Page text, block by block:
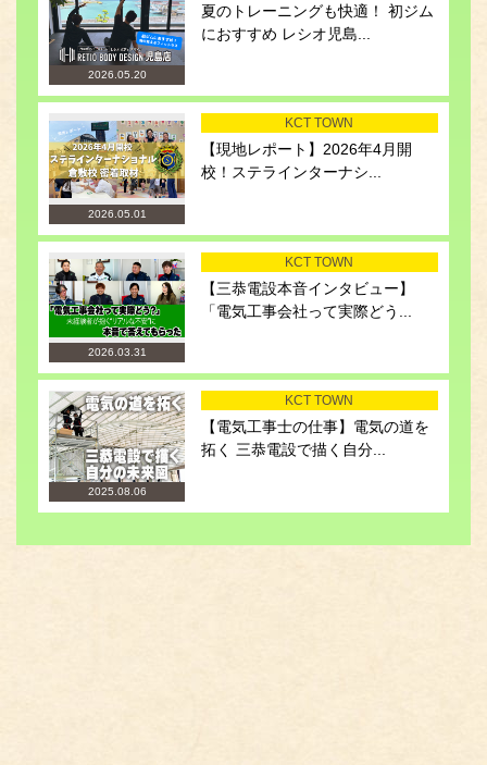
2026.05.20
夏のトレーニングも快適！ 初ジム
におすすめ レシオ児島...
2026.05.01
KCT TOWN
【現地レポート】2026年4月開
校！ステラインターナシ...
2026.03.31
KCT TOWN
【三恭電設本音インタビュー】
「電気工事会社って実際どう...
2025.08.06
KCT TOWN
【電気工事士の仕事】電気の道を
拓く 三恭電設で描く自分...